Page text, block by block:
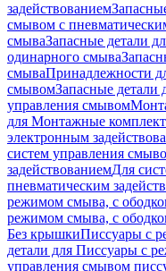
задействованием
смывом с
смываЗапасные детали
одинарного смыва
смываПринадлежности
смывомЗапасные детали
управления смывом
для Монтажные
электронным
систем управления
задействованиемДля
пневматическим
режимом смыва, с
режимом смыва, с
Без крышкиПиссуары с
детали для Писсуары с
управления смывом